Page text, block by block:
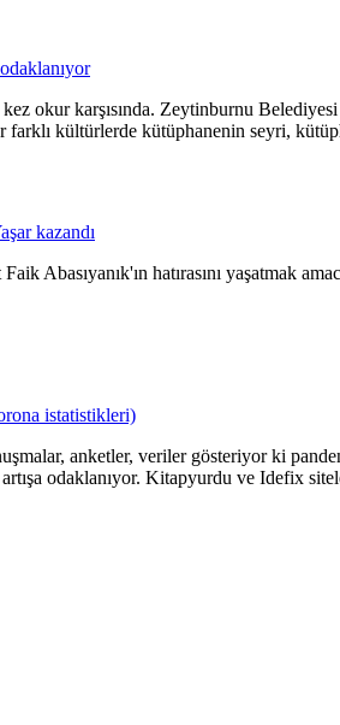
okur karşısında. Zeytinburnu
farklı kültürlerde kütüphanenin seyri,
kazandı
Abasıyanık'ın hatırasını yaşatmak
istatistikleri)
anketler, veriler gösteriyor ki
odaklanıyor. Kitapyurdu ve Idefix